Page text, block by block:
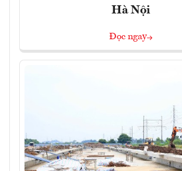
Hà Nội
Đọc ngay